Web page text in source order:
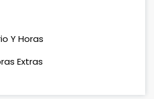
Y Horas
Extras